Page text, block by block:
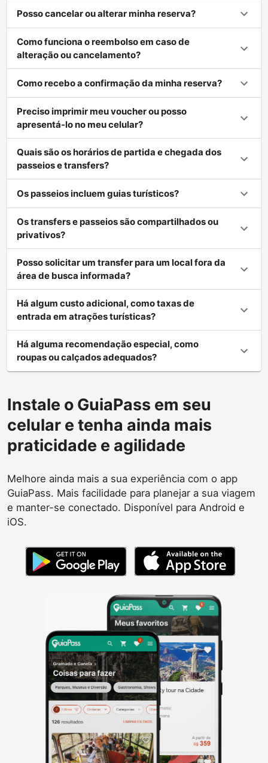
Posso cancelar ou alterar minha reserva?
Como funciona o reembolso em caso de
alteração ou cancelamento?
Como recebo a confirmação da minha reserva?
Preciso imprimir meu voucher ou posso
apresentá-lo no meu celular?
Quais são os horários de partida e chegada dos
passeios e transfers?
Os passeios incluem guias turísticos?
Os transfers e passeios são compartilhados ou
privativos?
Posso solicitar um transfer para um local fora da
área de busca informada?
Há algum custo adicional, como taxas de
entrada em atrações turísticas?
Há alguma recomendação especial, como
roupas ou calçados adequados?
Instale o GuiaPass em seu
celular e tenha ainda mais
praticidade e agilidade
Melhore ainda mais a sua experiência com o app
GuiaPass. Mais facilidade para planejar a sua viagem
e manter-se conectado. Disponível para Android e
iOS.